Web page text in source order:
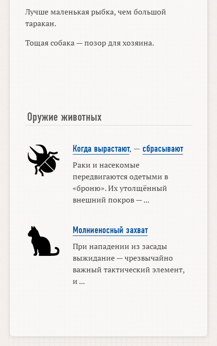
Лучше маленькая рыбка, чем большой
таракан.
Тощая собака — позор для хозяина.
Оружие животных
Когда вырастают, — сбрасывают
Раки и насекомые
передвигаются одетыми в
«броню». Их утолщённый
внешний покров — ...
Молниеносный захват
При нападении из засады
выжидание — чрезвычайно
важный тактический элемент,
и ...